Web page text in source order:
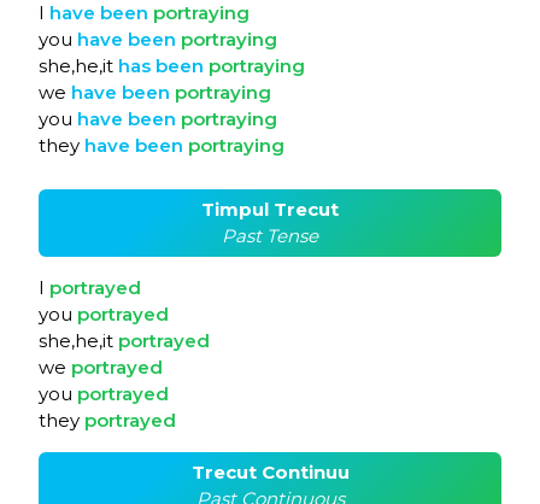
I have been portraying
you have been portraying
she,he,it has been portraying
we have been portraying
you have been portraying
they have been portraying
Timpul Trecut
Past Tense
I portrayed
you portrayed
she,he,it portrayed
we portrayed
you portrayed
they portrayed
Trecut Continuu
Past Continuous